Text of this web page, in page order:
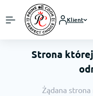
Klient
Strona której
Żądana